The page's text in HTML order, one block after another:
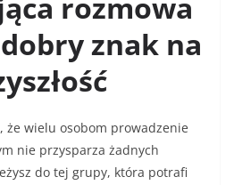
znak na
że wielu osobom prowadzenie
nie przysparza żadnych
do tej grupy, która potrafi